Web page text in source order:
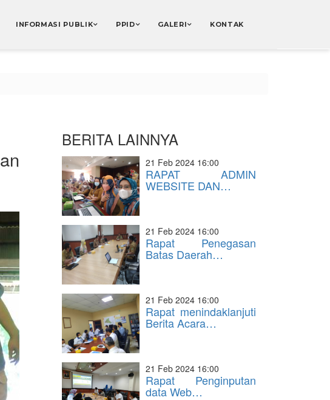
INFORMASI PUBLIK PPID GALERI KONTAK
BERITA LAINNYA
21 Feb 2024 16:00
RAPAT ADMIN
WEBSITE DAN…
21 Feb 2024 16:00
Rapat Penegasan
Batas Daerah…
21 Feb 2024 16:00
Rapat menindaklanjuti
Berita Acara…
21 Feb 2024 16:00
Rapat Penginputan
data Web…